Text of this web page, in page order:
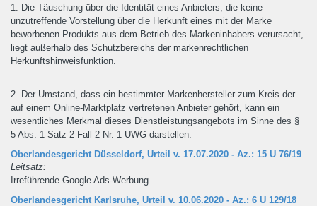
1. Die Täuschung über die Identität eines Anbieters, die keine
unzutreffende Vorstellung über die Herkunft eines mit der Marke
beworbenen Produkts aus dem Betrieb des Markeninhabers verursacht,
liegt außerhalb des Schutzbereichs der markenrechtlichen
Herkunftshinweisfunktion.
2. Der Umstand, dass ein bestimmter Markenhersteller zum Kreis der
auf einem Online-Marktplatz vertretenen Anbieter gehört, kann ein
wesentliches Merkmal dieses Dienstleistungsangebots im Sinne des §
5 Abs. 1 Satz 2 Fall 2 Nr. 1 UWG darstellen.
Oberlandesgericht Düsseldorf, Urteil v. 17.07.2020 - Az.: 15 U 76/19
Leitsatz:
Irreführende Google Ads-Werbung
Oberlandesgericht Karlsruhe, Urteil v. 10.06.2020 - Az.: 6 U 129/18